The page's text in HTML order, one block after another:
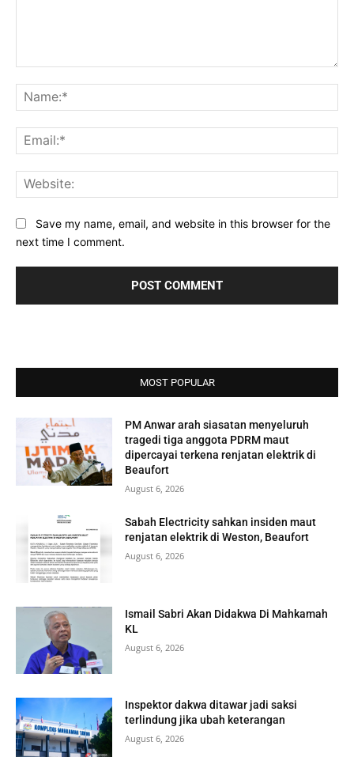
Save my name, email, and website in this browser for the
next time I comment.
MOST POPULAR
PM Anwar arah siasatan menyeluruh
tragedi tiga anggota PDRM maut
dipercayai terkena renjatan elektrik di
Beaufort
August 6, 2026
Sabah Electricity sahkan insiden maut
renjatan elektrik di Weston, Beaufort
August 6, 2026
Ismail Sabri Akan Didakwa Di Mahkamah
KL
August 6, 2026
Inspektor dakwa ditawar jadi saksi
terlindung jika ubah keterangan
August 6, 2026